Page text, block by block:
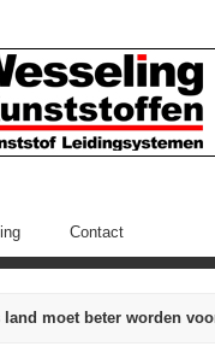
Contact
land moet beter worden